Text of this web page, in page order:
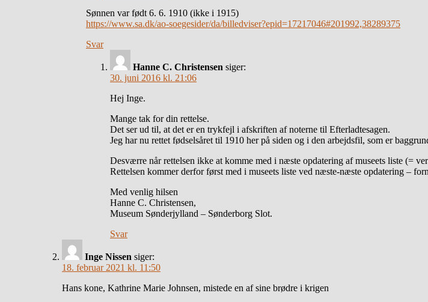
Sønnen var født 6. 6. 1910 (ikke i 1915)
https://www.sa.dk/ao-soegesider/da/billedviser?epid=17217046#201992,38289375
Svar
Hanne C. Christensen siger:
30. juni 2016 kl. 21:06
Hej Inge.
Mange tak for din rettelse.
Det ser ud til, at det er en trykfejl i afskriften af noterne til Efterladtesagen.
Jeg har nu rettet fødselsåret til 1910 her på siden og i den arbejdsfil, som er
Desværre når rettelsen ikke at komme med i næste opdatering af museets liste (=
Rettelsen kommer derfor først med i museets liste ved næste-næste opdatering –
Med venlig hilsen
Hanne C. Christensen,
Museum Sønderjylland – Sønderborg Slot.
Svar
Inge Nissen siger:
18. februar 2021 kl. 11:50
Hans kone, Kathrine Marie Johnsen, mistede en af sine brødre i krigen